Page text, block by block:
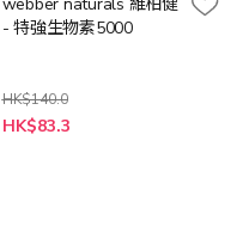
- 特強生物素5000
HK$140.0
特
殊
HK$83.3